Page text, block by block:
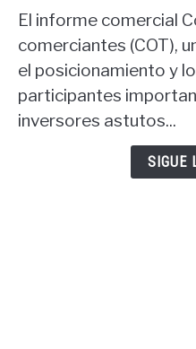
comercial
del
informe
COT:
informe
COT
El informe comercial
comerciantes (COT),
el posicionamiento y
participantes
inversores astutos...
SIGUE